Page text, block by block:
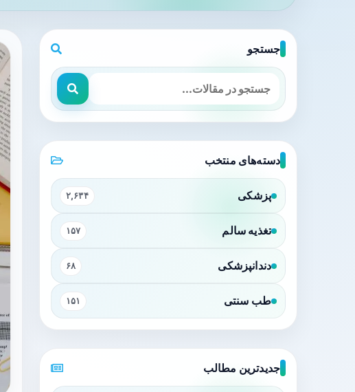
جستجو
دسته‌های منتخب
پزشکی ۲,۶۳۴
تغذیه سالم ۱۵۷
دندانپزشکی ۶۸
طب سنتی ۱۵۱
جدیدترین مطالب